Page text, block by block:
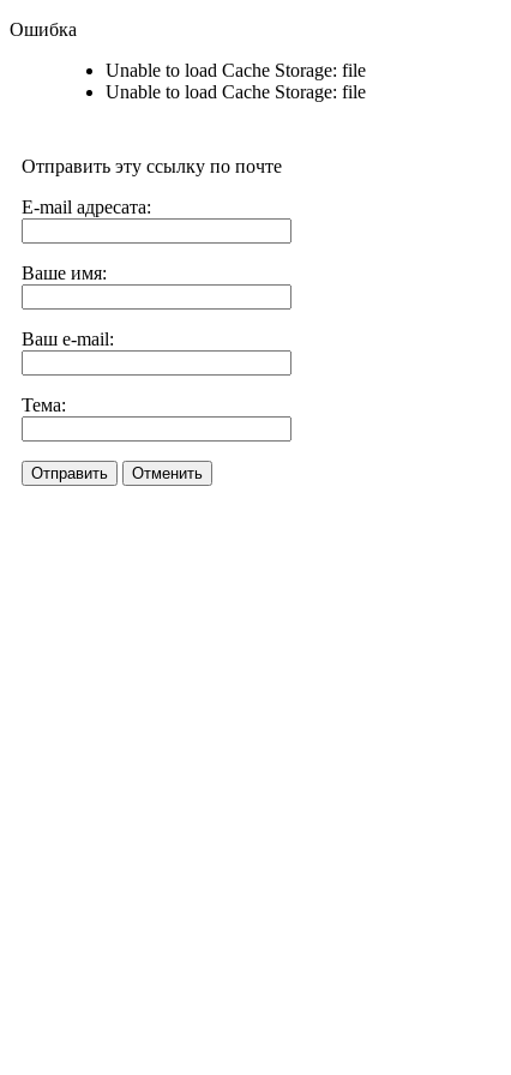
Ошибка
Unable to load Cache Storage: file
Unable to load Cache Storage: file
Отправить эту ссылку по почте
E-mail адресата:
Ваше имя:
Ваш e-mail:
Тема:
Отправить Отменить